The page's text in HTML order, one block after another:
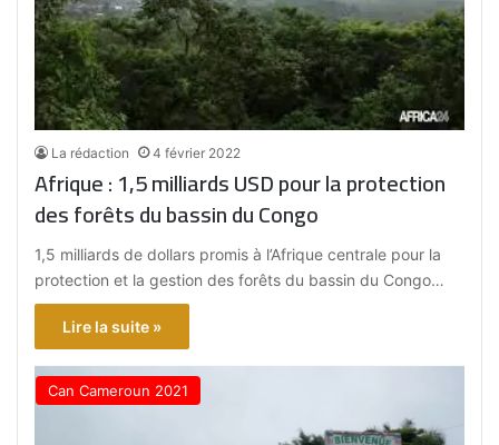
La rédaction 4 février 2022
Afrique : 1,5 milliards USD pour la protection
des forêts du bassin du Congo
1,5 milliards de dollars promis à l’Afrique centrale pour la
protection et la gestion des forêts du bassin du Congo…
Lire la suite »
Can Cameroun 2021